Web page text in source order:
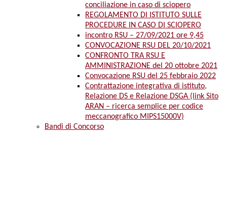
conciliazione in caso di sciopero
REGOLAMENTO DI ISTITUTO SULLE
PROCEDURE IN CASO DI SCIOPERO
incontro RSU – 27/09/2021 ore 9,45
CONVOCAZIONE RSU DEL 20/10/2021
CONFRONTO TRA RSU E
AMMINISTRAZIONE del 20 ottobre 2021
Convocazione RSU del 25 febbraio 2022
Contrattazione integrativa di istituto,
Relazione DS e Relazione DSGA (link Sito
ARAN – ricerca semplice per codice
meccanografico MIPS15000V)
Bandi di Concorso